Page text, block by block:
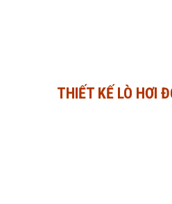
THIẾT KẾ LÒ HƠI